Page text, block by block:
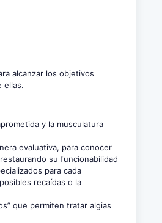
alcanzar los objetivos
ellas.
y la musculatura
evaluativa, para conocer
su funcionabilidad
para cada
recaídas o la
que permiten tratar algias